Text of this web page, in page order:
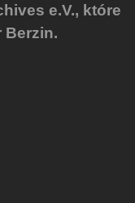
e.V., które
Berzin.